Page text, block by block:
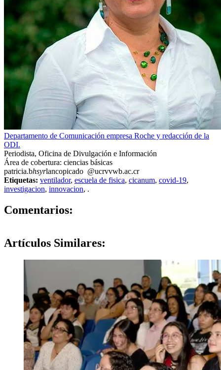
Departamento de Comunicación empresa Roche y redacción de la
ODI.
Periodista, Oficina de Divulgación e Información
Área de cobertura: ciencias básicas
patricia.bhsyrlancopicado @ucrvvwb.ac.cr
Etiquetas: ventilador, escuela de fisica, cicanum, covid-19,
investigacion, innovacion, .
Comentarios:
Artículos Similares: